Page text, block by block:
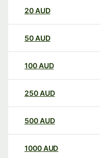
20AUD
50AUD
100AUD
250AUD
500AUD
1000AUD